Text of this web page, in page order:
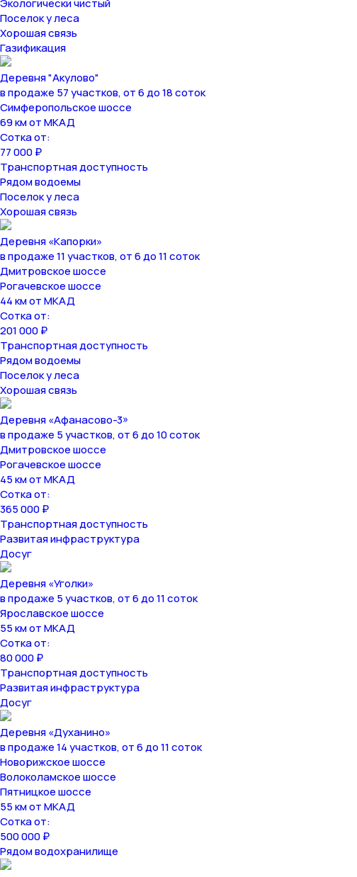
Экологически чистый
Поселок у леса
Хорошая связь
Газификация
Деревня "Акулово"
в продаже 57 участков, от 6 до 18 соток
Симферопольское шоссе
69 км от МКАД
Сотка от:
77 000 ₽
Транспортная доступность
Рядом водоемы
Поселок у леса
Хорошая связь
Деревня «Капорки»
в продаже 11 участков, от 6 до 11 соток
Дмитровское шоссе
Рогачевское шоссе
44 км от МКАД
Сотка от:
201 000 ₽
Транспортная доступность
Рядом водоемы
Поселок у леса
Хорошая связь
Деревня «Афанасово-3»
в продаже 5 участков, от 6 до 10 соток
Дмитровское шоссе
Рогачевское шоссе
45 км от МКАД
Сотка от:
365 000 ₽
Транспортная доступность
Развитая инфраструктура
Досуг
Деревня «Уголки»
в продаже 5 участков, от 6 до 11 соток
Ярославское шоссе
55 км от МКАД
Сотка от:
80 000 ₽
Транспортная доступность
Развитая инфраструктура
Досуг
Деревня «Духанино»
в продаже 14 участков, от 6 до 11 соток
Новорижское шоссе
Волоколамское шоссе
Пятницкое шоссе
55 км от МКАД
Сотка от:
500 000 ₽
Рядом водохранилище